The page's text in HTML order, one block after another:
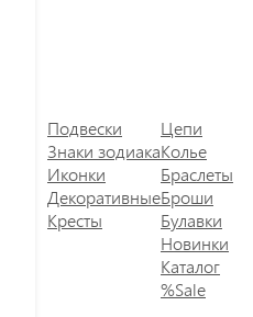
Подвески
Знаки зодиака
Иконки
Декоративные
Кресты
Цепи
Колье
Браслеты
Броши
Булавки
Новинки
Каталог
%Sale